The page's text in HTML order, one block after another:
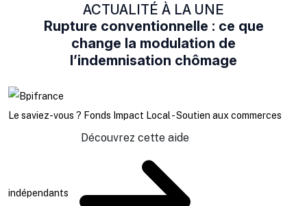
ACTUALITÉ À LA UNE
Rupture conventionnelle : ce que
change la modulation de
l’indemnisation chômage
Le saviez-vous ? Fonds Impact Local - Soutien aux commerces
indépendants
Découvrez cette aide